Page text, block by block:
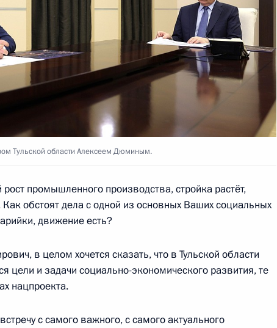
области Игорем
ипотечного жилья при
Тульской области Алексеем Дюминым.
промышленного производства, стройка растёт,
обстоят дела с одной из основных Ваших социальных
движение есть?
в целом хочется сказать, что в Тульской области
и задачи социально-экономического развития, те
нацпроекта.
с самого важного, с самого актуального